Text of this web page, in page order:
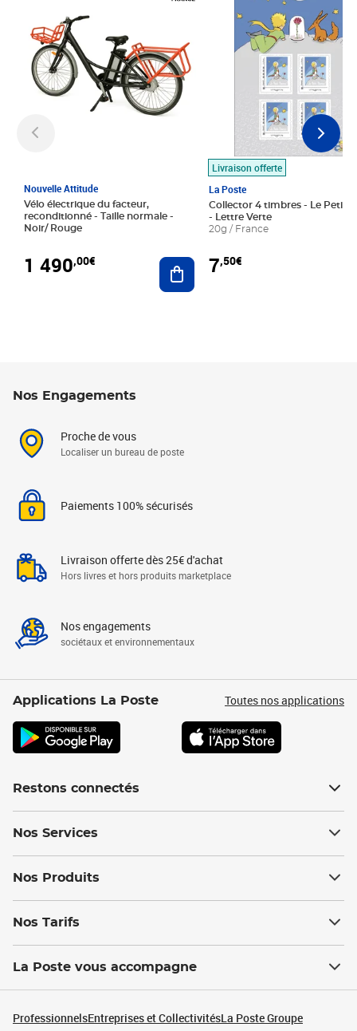
Nouvelle Attitude
Vélo électrique du facteur,
reconditionné - Taille normale -
Noir/ Rouge
1 490,00€ Ajouter au panier
Livraison offerte
La Poste
Collector 4 timbres - Le Petit
- Lettre Verte
20g / France
7,50€
Nos Engagements
Proche de vous
Localiser un bureau de poste
Paiements 100% sécurisés
Livraison offerte dès 25€ d'achat
Hors livres et hors produits marketplace
Nos engagements
sociétaux et environnementaux
Applications La Poste Toutes nos applications
Restons connectés
Nos Services
Nos Produits
Nos Tarifs
La Poste vous accompagne
ProfessionnelsEntreprises et CollectivitésLa Poste Groupe